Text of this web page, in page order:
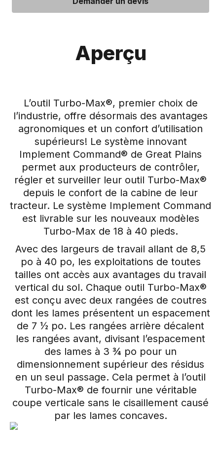
Aperçu
L’outil Turbo-Max®, premier choix de
l’industrie, offre désormais des avantages
agronomiques et un confort d’utilisation
supérieurs! Le système innovant
Implement Command® de Great Plains
permet aux producteurs de contrôler,
régler et surveiller leur outil Turbo-Max®
depuis le confort de la cabine de leur
tracteur. Le système Implement Command
est livrable sur les nouveaux modèles
Turbo-Max de 18 à 40 pieds.
Avec des largeurs de travail allant de 8,5
po à 40 po, les exploitations de toutes
tailles ont accès aux avantages du travail
vertical du sol. Chaque outil Turbo-Max®
est conçu avec deux rangées de coutres
dont les lames présentent un espacement
de 7 ½ po. Les rangées arrière décalent
les rangées avant, divisant l’espacement
des lames à 3 ¾ po pour un
dimensionnement supérieur des résidus
en un seul passage. Cela permet à l’outil
Turbo-Max® de fournir une véritable
coupe verticale sans le cisaillement causé
par les lames concaves.